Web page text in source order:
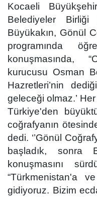
Kocaeli
Belediyeler
Büyükakın, Gönül
programında
konuşmasında, “
kurucusu Osman
Hazretleri’nin
geleceği olmaz.’
Türkiye'den
coğrafyanın
dedi. ‘’Gönül
başladık, sonra
konuşmasını
“Türkmenistan'a
gidiyoruz. Bizim